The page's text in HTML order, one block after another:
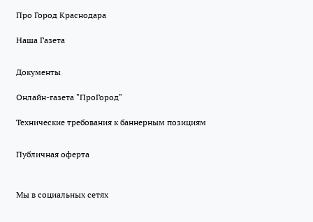
Про Город Краснодара
Наша Газета
Документы
Онлайн-газета "ПроГород"
Технические требования к баннерным позициям
Публичная оферта
Мы в социальных сетях